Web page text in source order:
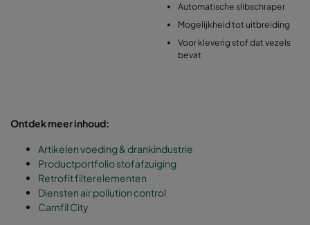
Automatische slibschraper
Mogelijkheid tot uitbreiding
Voor kleverig stof dat vezels
bevat
Ontdek meer inhoud:
Artikelen voeding & drankindustrie
Productportfolio stofafzuiging
Retrofit filterelementen
Diensten air pollution control
Camfil City